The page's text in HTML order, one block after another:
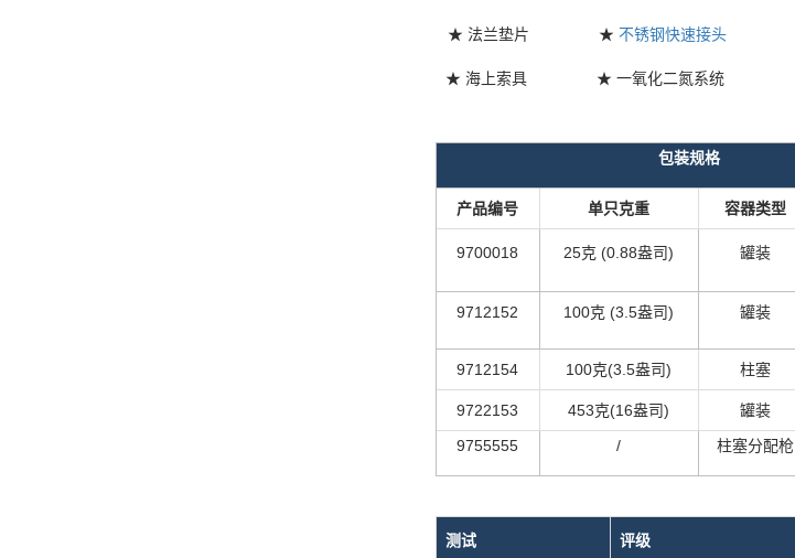
★ 法兰垫片 ★ 不锈钢快速接头
★ 海上索具 ★ 一氧化二氮系统
包装规格
产品编号 单只克重 容器类型
9700018 25克 (0.88盎司) 罐装
9712152 100克 (3.5盎司) 罐装
9712154 100克(3.5盎司) 柱塞
9722153 453克(16盎司) 罐装
9755555
/ 柱塞分配枪
测试 评级